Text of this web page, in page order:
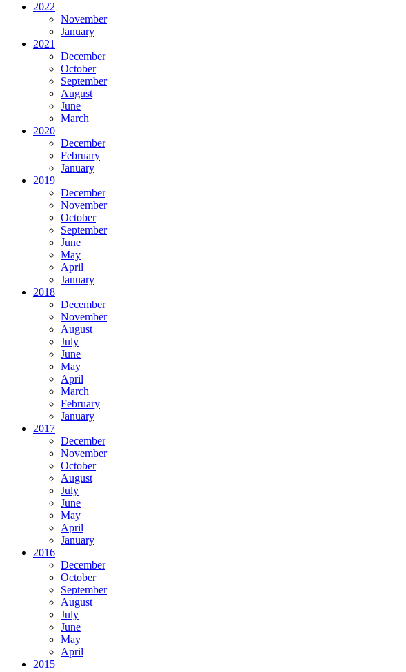
2022
November
January
2021
December
October
September
August
June
March
2020
December
February
January
2019
December
November
October
September
June
May
April
January
2018
December
November
August
July
June
May
April
March
February
January
2017
December
November
October
August
July
June
May
April
January
2016
December
October
September
August
July
June
May
April
2015